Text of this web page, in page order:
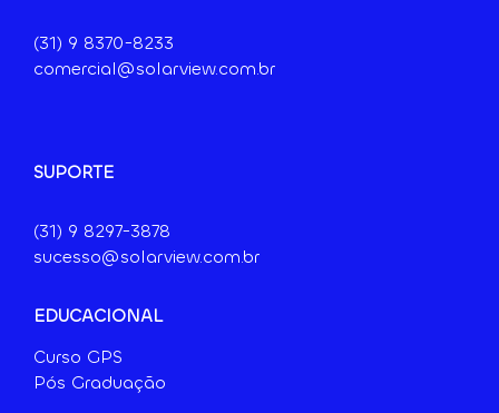
(31) 9 8370-8233
comercial@solarview.com.br
SUPORTE
(31) 9 8297-3878
sucesso@solarview.com.br
EDUCACIONAL
Curso GPS
Pós Graduação